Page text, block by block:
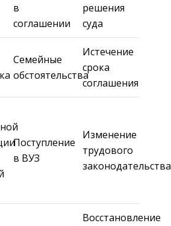
в
соглашении
решения
суда
Семейные
обстоятельства
Истечение
срока
соглашения
Поступление
в ВУЗ
Изменение
трудового
законодательства
Восстановление